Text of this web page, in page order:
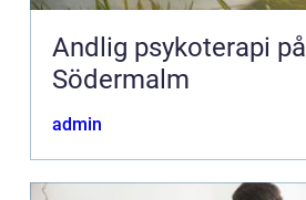
Andlig psykoterapi på
Södermalm
admin